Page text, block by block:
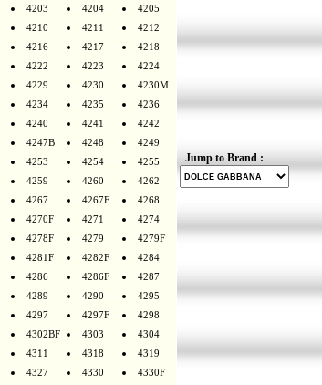
4203 4204
4205
4210 4211
4212
4216 4217
4218
4222 4223
4224
4229 4230
4230M
4234 4235
4236
4240 4241
4242
4247B 4248
4249
4253 4254
4255
4259 4260
4262
4267 4267F
4268
4270F 4271
4274
4278F 4279
4279F
4281F 4282F
4284
4286 4286F
4287
4289 4290
4295
4297 4297F
4298
4302BF 4303
4304
4311 4318
4319
4327 4330
4330F
Jump to Brand :